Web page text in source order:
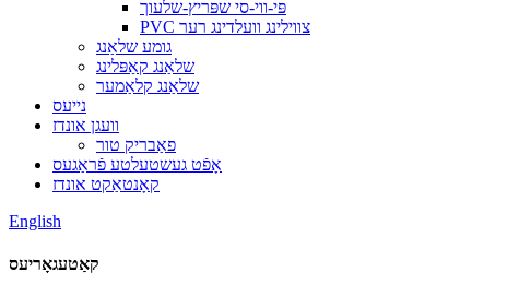
פּי-ווי-סי שפּריץ-שלעוך
PVC צווילינג וועלדינג רער
גומע שלאַנג
שלאַנג קאַפּלינג
שלאַנג קלאַמער
נייעס
וועגן אונדז
פאַבריק טור
אָפֿט געשטעלטע פֿראַגעס
קאָנטאַקט אונדז
English
קאַטעגאָריעס